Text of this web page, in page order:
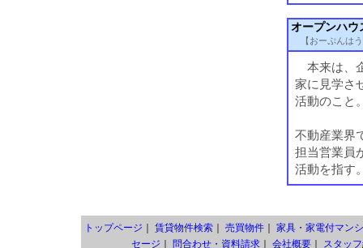
オープンハウ
【おーぷんは
本来は、
家に見学さ
活動のこと
不動産業界
担当営業員
活動を指す
トップページ 賃貸物件検索｜ 売買物件｜ 家具・家電付マン
セージ
問合わせ・資料請求｜ 会社概要｜ スタッ